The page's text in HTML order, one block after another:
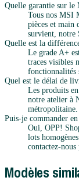
Quelle garantie sur
Tous nos MSI
pièces et main
survient, notre
Quelle est la
Le grade A+
traces visibles
fonctionnalités
Quel est le délai de
Les produits
notre atelier à
métropolitaine.
Puis-je commander
Oui, OPP!
lots
contactez-nous
Modèles